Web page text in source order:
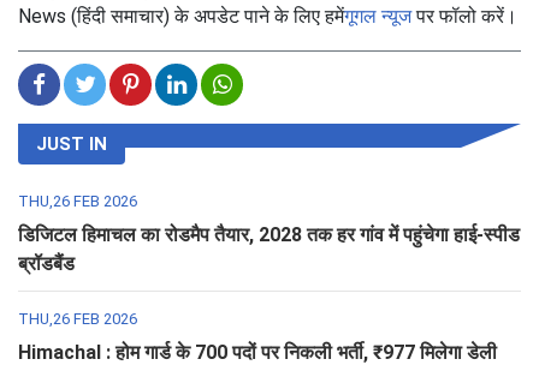
News (हिंदी समाचार) के अपडेट पाने के लिए हमेंगूगल न्यूजपर फॉलो करें।
JUST IN
THU,26 FEB 2026
डिजिटल हिमाचल का रोडमैप तैयार, 2028 तक हर गांव में पहुंचेगा हाई-स्पीड
ब्रॉडबैंड
THU,26 FEB 2026
Himachal : होम गार्ड के 700 पदों पर निकली भर्ती, ₹977 मिलेगा डेली